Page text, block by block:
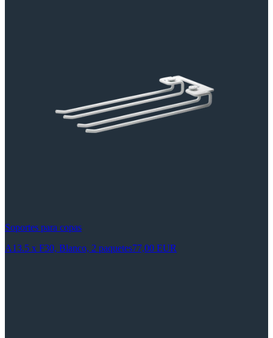
Soportes para copas
A13.5 x F30, Blanco, 2 paquetes77,00 EUR